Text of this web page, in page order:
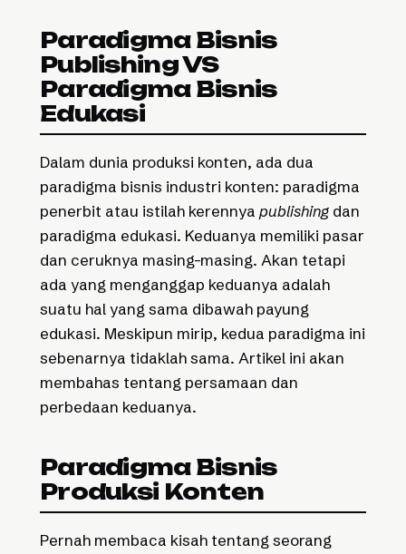
Paradigma Bisnis
Publishing VS
Paradigma Bisnis
Edukasi
Dalam dunia produksi konten, ada dua
paradigma bisnis industri konten: paradigma
penerbit atau istilah kerennya publishing dan
paradigma edukasi. Keduanya memiliki pasar
dan ceruknya masing-masing. Akan tetapi
ada yang menganggap keduanya adalah
suatu hal yang sama dibawah payung
edukasi. Meskipun mirip, kedua paradigma ini
sebenarnya tidaklah sama. Artikel ini akan
membahas tentang persamaan dan
perbedaan keduanya.
Paradigma Bisnis
Produksi Konten
Pernah membaca kisah tentang seorang